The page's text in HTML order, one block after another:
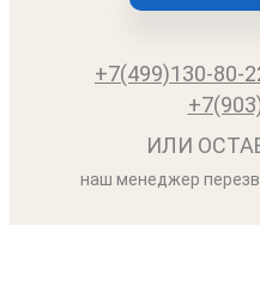
+7(499)130-80-
ИЛИ
наш менеджер